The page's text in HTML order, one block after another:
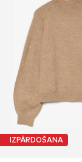
IZPĀRDOŠANA